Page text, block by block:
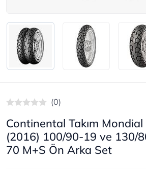
(0)
Continental Takım Mondial
(2016) 100/90-19 ve 130/
70 M+S Ön Arka Set